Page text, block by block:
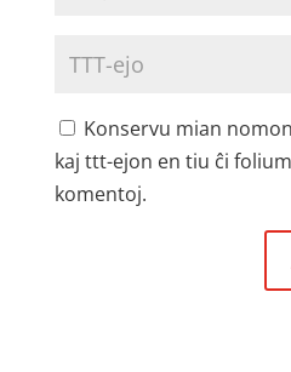
Konservu mian
kaj ttt-ejon en tiu ĉi
komentoj.